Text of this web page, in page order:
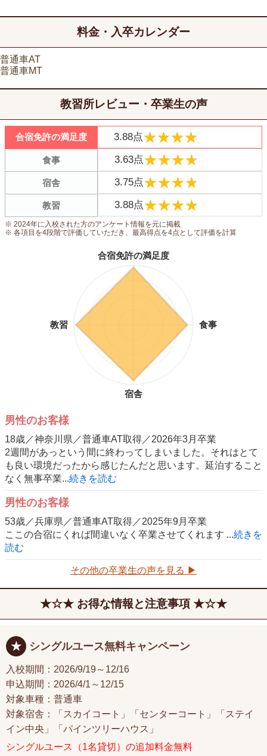
をお選び頂けます。さらにプール・温泉の無料チケットプ
レゼントや山形名物の芋煮や玉こんが食べれるイベントな
どを実施しており、山形での合宿免許を大いにお楽しみ頂
料金・入卒カレンダー
普通車AT
普通車MT
教習所レビュー・卒業生の声
合宿免許の満足度 3.88点★★★★
★★★★
食事 3.63点★★★★
★★★★
宿舎 3.75点★★★★
★★★★
教習 3.88点★★★★
★★★★
※ 2024年に入校された方のアンケート情報を元に掲載
※ 各項目を4段階で評価していただき、最高得点を4点として評価を計算
合宿免許の満足度
教習 食事
宿舎
男性のお客様
18歳／神奈川県／普通車AT取得／2026年3月卒業
2週間があっという間に終わってしまいました。それはとて
も良い環境だったから感じたんだと思います。延泊すること
なく無事卒業...続きを読む
男性のお客様
53歳／兵庫県／普通車AT取得／2025年9月卒業
ここの合宿にくれば間違いなく卒業させてくれます ...続きを
読む
その他の卒業生の声を見る ▶
お得な情報と注意事項
シングルユース無料キャンペーン
入校期間：2026/9/19～12/16
申込期間：2026/4/1～12/15
対象車種：普通車
対象宿舎：「スカイコート」「センターコート」「ステイ
イン中央」「パインツリーハウス」
シングルユース（1名貸切）の追加料金無料